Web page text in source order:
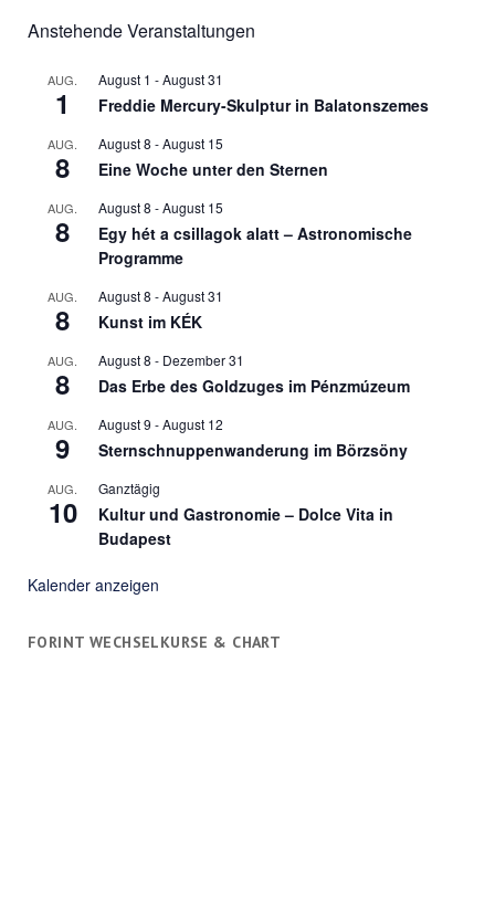
Anstehende Veranstaltungen
AUG.
1
August 1 -August 31
Freddie Mercury-Skulptur in Balatonszemes
AUG.
8
August 8 -August 15
Eine Woche unter den Sternen
AUG.
8
August 8 -August 15
Egy hét a csillagok alatt – Astronomische
Programme
AUG.
8
August 8 -August 31
Kunst im KÉK
AUG.
8
August 8 - Dezember 31
Das Erbe des Goldzuges im Pénzmúzeum
AUG.
9
August 9 -August 12
Sternschnuppenwanderung im Börzsöny
AUG.
10
Ganztägig
Kultur und Gastronomie – Dolce Vita in
Budapest
Kalender anzeigen
FORINT WECHSELKURSE & CHART